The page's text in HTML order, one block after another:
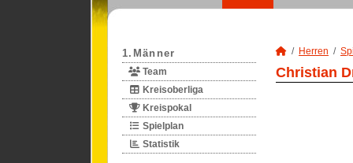
1.Männer
Team
Kreisoberliga
Kreispokal
Spielplan
Statistik
Herren
Christian